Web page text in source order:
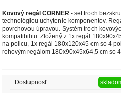
Kovový regál CORNER- set troch
technológiou uchytenie komponentov.
povrchovou úpravou. Systém troch
kompatibilitu. Zložený z 1x regál
na policu, 1x regál 180x120x45 cm so 4
rohovým regálom 180x90x45x64,5 cm so
Dostupnosť